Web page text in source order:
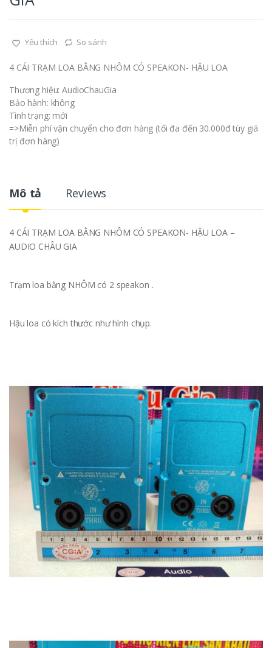
Yêu thích So sánh
4 CÁI TRẠM LOA BẰNG NHÔM CÓ SPEAKON- HẬU LOA
Thương hiệu: AudioChauGia
Bảo hành: không
Tình trạng: mới
=>Miễn phí vận chuyển cho đơn hàng (tối đa đến 30.000đ tùy giá
trị đơn hàng)
Mô tả Reviews
4 CÁI TRẠM LOA BẰNG NHÔM CÓ SPEAKON- HẬU LOA –
AUDIO CHÂU GIA
Trạm loa bằng NHÔM có 2 speakon .
Hậu loa có kích thước như hình chụp.